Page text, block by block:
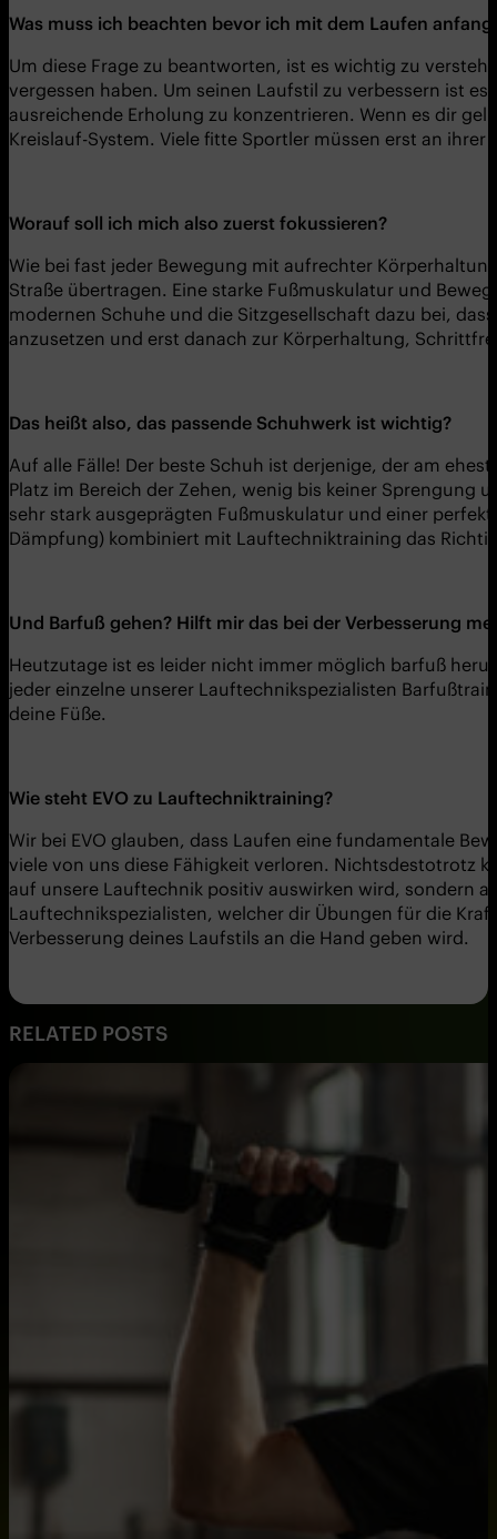
Was muss ich beachten bevor ich mit dem Laufen
Um diese Frage zu beantworten, ist es wichtig zu
vergessen haben. Um seinen Laufstil zu verbessern ist
ausreichende Erholung zu konzentrieren. Wenn es dir
Kreislauf-System. Viele fitte Sportler müssen erst an
Worauf soll ich mich also zuerst fokussieren?
Wie bei fast jeder Bewegung mit aufrechter
Straße übertragen. Eine starke Fußmuskulatur und
modernen Schuhe und die Sitzgesellschaft dazu bei,
anzusetzen und erst danach zur Körperhaltung,
Das heißt also, das passende Schuhwerk ist wichtig?
Auf alle Fälle! Der beste Schuh ist derjenige, der am
Platz im Bereich der Zehen, wenig bis keiner
sehr stark ausgeprägten Fußmuskulatur und einer
Dämpfung) kombiniert mit Lauftechniktraining das
Und Barfuß gehen? Hilft mir das bei der Verbesserung
Heutzutage ist es leider nicht immer möglich barfuß
jeder einzelne unserer Lauftechnikspezialisten
deine Füße.
Wie steht EVO zu Lauftechniktraining?
Wir bei EVO glauben, dass Laufen eine fundamentale
viele von uns diese Fähigkeit verloren. Nichtsdestotrotz
auf unsere Lauftechnik positiv auswirken wird, sondern
Lauftechnikspezialisten, welcher dir Übungen für die
Verbesserung deines Laufstils an die Hand geben wird.
RELATED POSTS